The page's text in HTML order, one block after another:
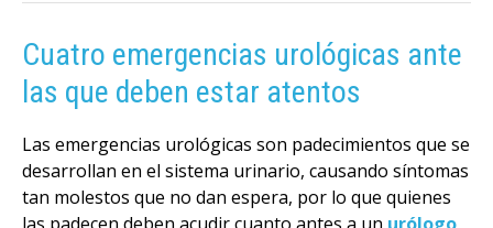
Cuatro emergencias urológicas ante
las que deben estar atentos
Las emergencias urológicas son padecimientos que se
desarrollan en el sistema urinario, causando síntomas
tan molestos que no dan espera, por lo que quienes